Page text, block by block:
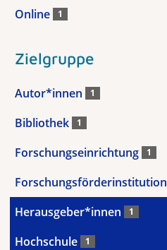
Online 1
Zielgruppe
Autor*innen 1
Bibliothek 1
Forschungseinrichtung 1
Forschungsförderinstitution
Herausgeber*innen 1
Hochschule 1